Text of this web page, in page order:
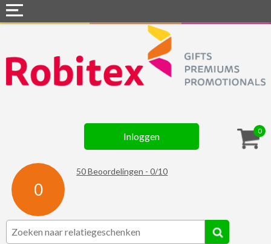
0
Inloggen
0
50Beoordelingen -0/10
Webshops
Snel naar »
Assortiment
Contact
☆ Prijsknallers ☆